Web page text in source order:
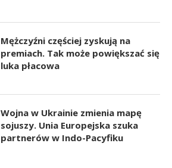
Mężczyźni częściej zyskują na
premiach. Tak może powiększać się
luka płacowa
Wojna w Ukrainie zmienia mapę
sojuszy. Unia Europejska szuka
partnerów w Indo-Pacyfiku